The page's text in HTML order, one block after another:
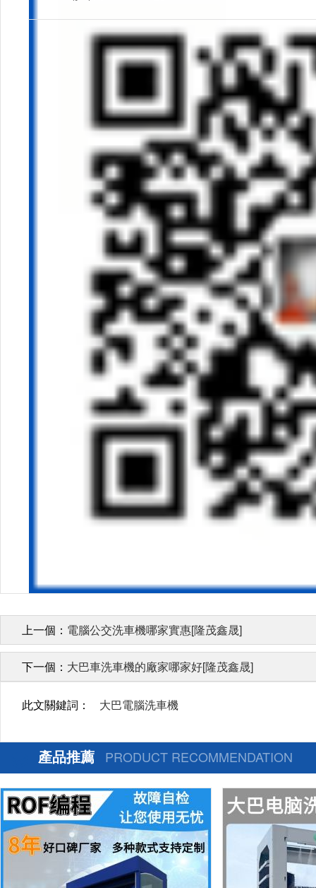
上一個： 電腦公交洗車機哪家實惠[隆茂鑫晟]
下一個： 大巴車洗車機的廠家哪家好[隆茂鑫晟]
此文關鍵詞： 大巴電腦洗車機
產品推薦 PRODUCT RECOMMENDATION